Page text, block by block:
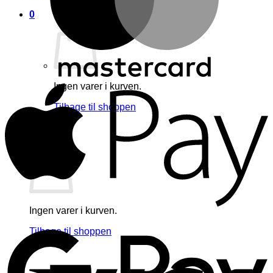
0
Ingen varer i kurven.
Tilbage til shoppen
Ingen varer i kurven.
Tilbage til shoppen